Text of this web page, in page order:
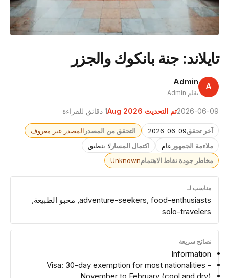
تايلاند: جنة بانكوك والجزر
A
Admin
بقلم Admin
2026-06-09تم التحديث Aug 2026 1 دقائق للقراءة
آخر تحقق2026-06-09 التحقق من المصدر المصدر غير معروف
ملاءمة الجمهور عام اكتمال المسار لا ينطبق
مخاطر جودة نقاط الاهتمامUnknown
مناسب لـ
adventure-seekers, food-enthusiasts, محبو الطبيعة,
solo-travelers
نصائح سريعة
Information
- Visa: 30-day exemption for most nationalities
November to February (cool and dry)